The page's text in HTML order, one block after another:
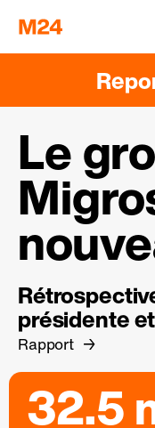
Le
présidente
Rapport
32.5